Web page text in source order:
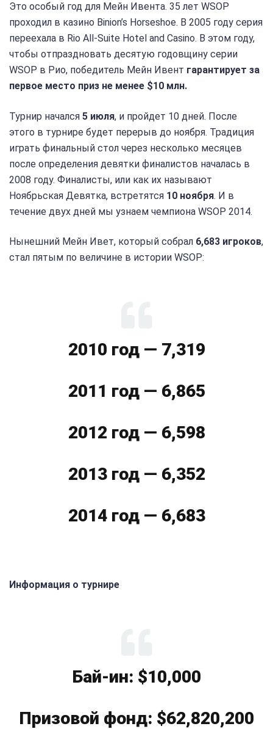
Это особый год для Мейн Ивента. 35 лет WSOP
проходил в казино Binion’s Horseshoe. В 2005 году серия
переехала в Rio All-Suite Hotel and Casino. В этом году,
чтобы отпраздновать десятую годовщину серии
WSOP в Рио, победитель Мейн Ивент гарантирует за
первое место приз не менее $10 млн.
Турнир начался 5 июля, и пройдет 10 дней. После
этого в турнире будет перерыв до ноября. Традиция
играть финальный стол через несколько месяцев
после определения девятки финалистов началась в
2008 году. Финалисты, или как их называют
Ноябрьская Девятка, встретятся 10 ноября. И в
течение двух дней мы узнаем чемпиона WSOP 2014.
Нынешний Мейн Ивет, который собрал 6,683 игроков,
стал пятым по величине в истории WSOP:
2010 год — 7,319
2011 год — 6,865
2012 год — 6,598
2013 год — 6,352
2014 год — 6,683
Информация о турнире
Бай-ин: $10,000
Призовой фонд: $62,820,200